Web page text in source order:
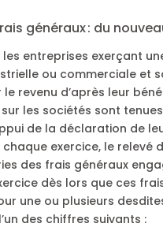
généraux : du
les entreprises exerçant
ou commerciale et
le revenu d’après leur
sur les sociétés sont
de la déclaration de
exercice, le relevé
des frais généraux
dès lors que ces
une ou plusieurs
des chiffres suivants :